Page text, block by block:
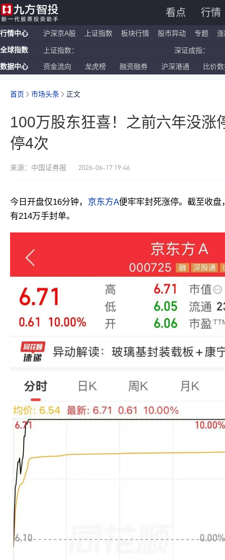
看点 行情
行情中心 沪深京A股 上证指数 板块行情 股市异动 专题
全球指数 上证指数： 深证成指：
恒生指数： 国企指数：
数据中心 资金流向 龙虎榜 融资融券 沪深港通 比价
首页 市场头条 正文
100万股东狂喜！之前六年没涨
停4次
来源：中国证券报 2026-06-17 19:46
今日开盘仅16分钟， 京东方A便牢牢封死涨停。截至收
有214万手封单。